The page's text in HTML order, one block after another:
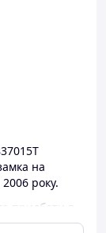
на
року.
придбати в
цінами.